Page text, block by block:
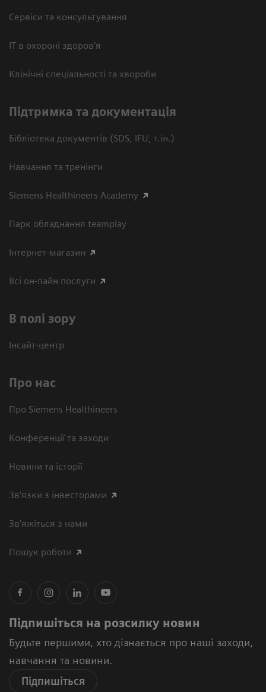
Сервіси та консультування
ІТ в охороні здоров’я
Клінічні спеціальності та хвороби
Підтримка та документація
Бібліотека документів (SDS, IFU, т.ін.)
Навчання та тренінги
Siemens Healthineers Academy
Парк обладнання teamplay
Інтернет-магазин
Всі он-лайн послуги
В полі зору
Інсайт-центр
Про нас
Про Siemens Healthineers
Конференції та заходи
Новини та історії
Зв'язки з інвесторами
Зв’яжіться з нами
Пошук роботи
Підпишіться на розсилку новин
Будьте першими, хто дізнається про наші заходи,
навчання та новини.
Підпишіться